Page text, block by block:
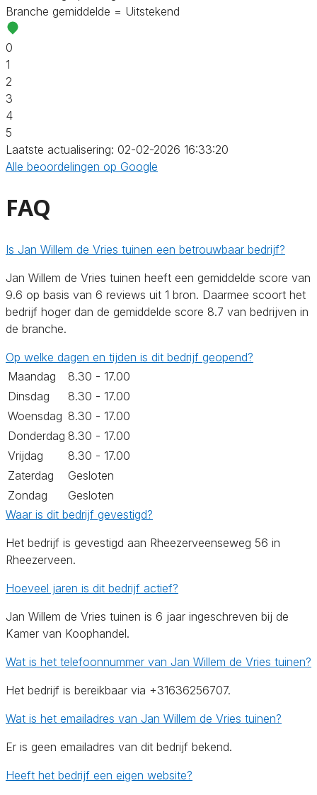
Branche gemiddelde = Uitstekend
0
1
2
3
4
5
Laatste actualisering: 02-02-2026 16:33:20
Alle beoordelingen op Google
FAQ
Is Jan Willem de Vries tuinen een betrouwbaar bedrijf?
Jan Willem de Vries tuinen heeft een gemiddelde score van
9.6 op basis van 6 reviews uit 1 bron. Daarmee scoort het
bedrijf hoger dan de gemiddelde score 8.7 van bedrijven in
de branche.
Op welke dagen en tijden is dit bedrijf geopend?
Maandag
8.30 - 17.00
Dinsdag
8.30 - 17.00
Woensdag 8.30 - 17.00
Donderdag 8.30 - 17.00
Vrijdag
8.30 - 17.00
Zaterdag
Gesloten
Zondag
Gesloten
Waar is dit bedrijf gevestigd?
Het bedrijf is gevestigd aan Rheezerveenseweg 56 in
Rheezerveen.
Hoeveel jaren is dit bedrijf actief?
Jan Willem de Vries tuinen is 6 jaar ingeschreven bij de
Kamer van Koophandel.
Wat is het telefoonnummer van Jan Willem de Vries tuinen?
Het bedrijf is bereikbaar via +31636256707.
Wat is het emailadres van Jan Willem de Vries tuinen?
Er is geen emailadres van dit bedrijf bekend.
Heeft het bedrijf een eigen website?